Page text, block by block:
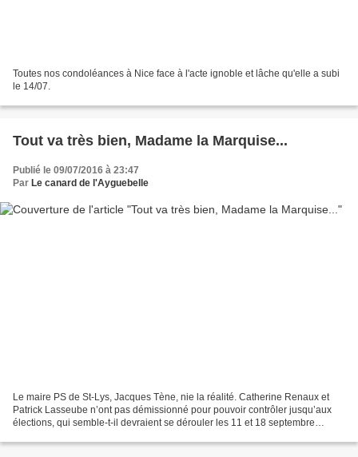
Toutes nos condoléances à Nice face à l'acte ignoble et lâche qu'elle a subi
le 14/07.
Tout va très bien, Madame la Marquise...
Publié le 09/07/2016 à 23:47
Par Le canard de l'Ayguebelle
Le maire PS de St-Lys, Jacques Tène, nie la réalité. Catherine Renaux et
Patrick Lasseube n’ont pas démissionné pour pouvoir contrôler jusqu’aux
élections, qui semble-t-il devraient se dérouler les 11 et 18 septembre